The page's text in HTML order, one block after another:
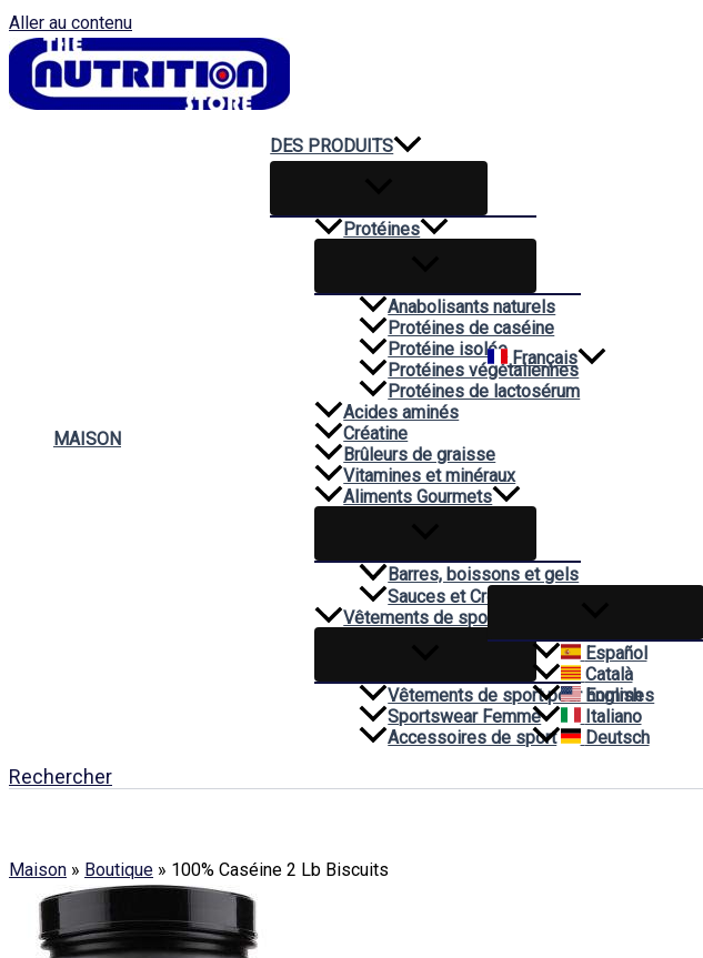
Aller au contenu
MAISON
DES PRODUITS
Protéines
Anabolisants naturels
Protéines de caséine
Protéine isolée
Protéines végétaliennes
Protéines de lactosérum
Acides aminés
Créatine
Brûleurs de graisse
Vitamines et minéraux
Aliments Gourmets
Barres, boissons et gels
Sauces et Crèmes
Vêtements de sport
Vêtements de sport pour hommes
Sportswear Femme
Accessoires de sport
Français
Español
Català
English
Italiano
Deutsch
Rechercher
Maison » Boutique » 100% Caséine 2 Lb Biscuits